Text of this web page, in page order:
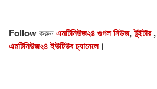
Followকরুনএমটিনিউজ২৪ গুগল নিউজ,টুইটার,
এমটিনিউজ২৪ ইউটিউব চ্যানেলে।